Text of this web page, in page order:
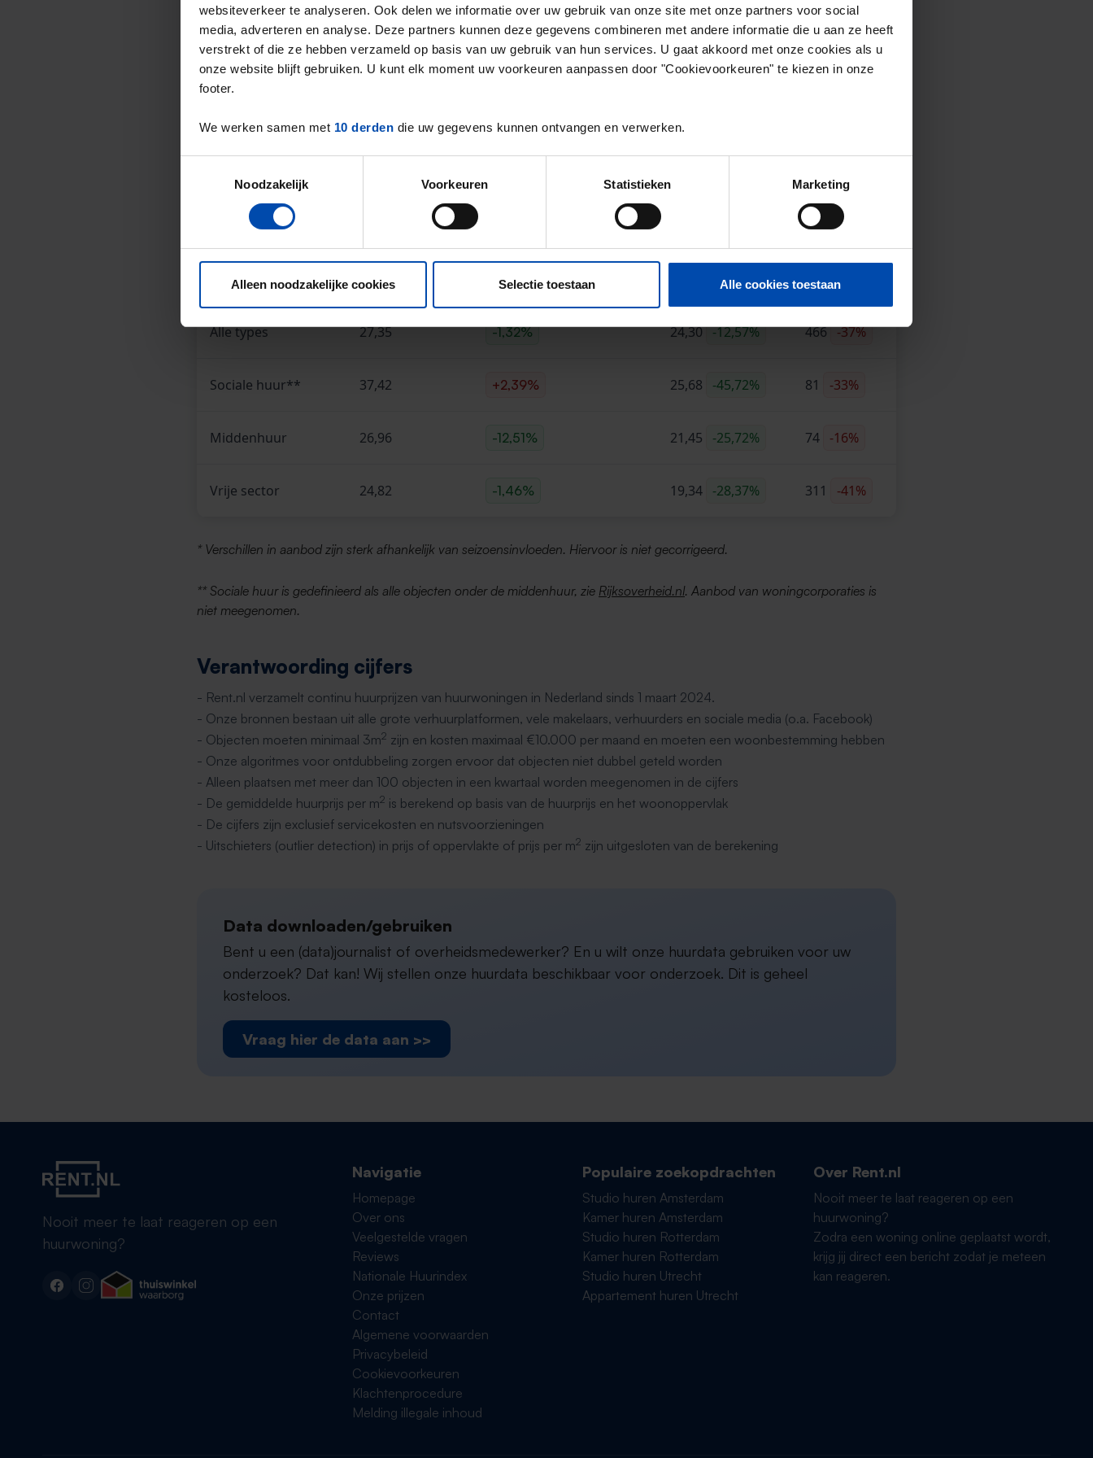
websiteverkeer te analyseren. Ook delen we informatie over uw gebruik van onze site met onze partners voor social
media, adverteren en analyse. Deze partners kunnen deze gegevens combineren met andere informatie die u aan ze heeft
verstrekt of die ze hebben verzameld op basis van uw gebruik van hun services. U gaat akkoord met onze cookies als u
onze website blijft gebruiken. U kunt elk moment uw voorkeuren aanpassen door "Cookievoorkeuren" te kiezen in onze
footer.
We werken samen met 10 derden die uw gegevens kunnen ontvangen en verwerken.
Noodzakelijk
Voorkeuren Statistieken Marketing
Alleen noodzakelijke cookies Selectie toestaan Alle cookies toestaan
Het landelijke gemiddelde in de vrije sector ligt op€19,34 per m .
De gemiddelde huurprijs in de vrije sector in Haarlem ligt dus28,37% boven het landelijk
gemiddelde.
Dit is eenaanboddaling van 41% * in de vrije sector ten opzichte van het vorige kwartaal.
* Verschillen in aanbod in de vrije sector zijn sterk afhankelijk van seizoensinvloeden. Hiervoor is niet gecorrigeerd.
Overzicht huurprijzen & aanbod in Haarlem (Q3-2024)
Type huuraanbod Haarlem €/m2 Verschil vorig kwartaal Landelijk €/m2 Aanbod*
Alle types 27,35 -1,32% 24,30 -12,57% 466 -37%
Sociale huur** 37,42 +2,39% 25,68 -45,72% 81 -33%
Middenhuur 26,96 -12,51% 21,45 -25,72% 74 -16%
Vrije sector 24,82 -1,46% 19,34 -28,37% 311 -41%
* Verschillen in aanbod zijn sterk afhankelijk van seizoensinvloeden. Hiervoor is niet gecorrigeerd.
** Sociale huur is gedefinieerd als alle objecten onder de middenhuur, zie Rijksoverheid.nl. Aanbod van woningcorporaties is
niet meegenomen.
Verantwoording cijfers
- Rent.nl verzamelt continu huurprijzen van huurwoningen in Nederland sinds 1 maart 2024.
- Onze bronnen bestaan uit alle grote verhuurplatformen, vele makelaars, verhuurders en sociale media (o.a. Facebook)
- Objecten moeten minimaal 3m2 zijn en kosten maximaal €10.000 per maand en moeten een woonbestemming hebben
- Onze algoritmes voor ontdubbeling zorgen ervoor dat objecten niet dubbel geteld worden
- Alleen plaatsen met meer dan 100 objecten in een kwartaal worden meegenomen in de cijfers
- De gemiddelde huurprijs per m2 is berekend op basis van de huurprijs en het woonoppervlak
- De cijfers zijn exclusief servicekosten en nutsvoorzieningen
- Uitschieters (outlier detection) in prijs of oppervlakte of prijs per m2 zijn uitgesloten van de berekening
Data downloaden/gebruiken
Bent u een (data)journalist of overheidsmedewerker? En u wilt onze huurdata gebruiken voor uw
onderzoek? Dat kan! Wij stellen onze huurdata beschikbaar voor onderzoek. Dit is geheel
kosteloos.
Vraag hier de data aan >>
Nooit meer te laat reageren op een
huurwoning?
Navigatie
Homepage
Over ons
Veelgestelde vragen
Reviews
Nationale Huurindex
Onze prijzen
Contact
Algemene voorwaarden
Privacybeleid
Cookievoorkeuren
Klachtenprocedure
Melding illegale inhoud
Populaire zoekopdrachten
Studio huren Amsterdam
Kamer huren Amsterdam
Studio huren Rotterdam
Kamer huren Rotterdam
Studio huren Utrecht
Appartement huren Utrecht
Over Rent.nl
Nooit meer te laat reageren op een
huurwoning?
Zodra een woning online geplaatst wordt,
krijg jij direct een bericht zodat je meteen
kan reageren.